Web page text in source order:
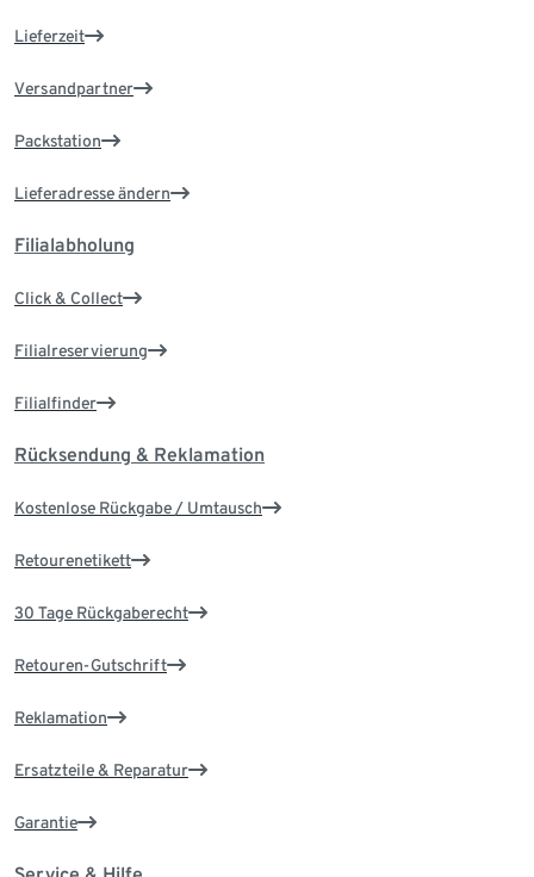
Lieferzeit
Versandpartner
Packstation
Lieferadresse ändern
Filialabholung
Click & Collect
Filialreservierung
Filialfinder
Rücksendung & Reklamation
Kostenlose Rückgabe / Umtausch
Retourenetikett
30 Tage Rückgaberecht
Retouren-Gutschrift
Reklamation
Ersatzteile & Reparatur
Garantie